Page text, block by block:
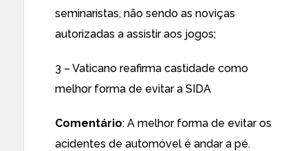
seminaristas, não sendo as noviças
autorizadas a assistir aos jogos;
3 – Vaticano reafirma castidade como
melhor forma de evitar a SIDA
Comentário: A melhor forma de evitar os
acidentes de automóvel é andar a pé.